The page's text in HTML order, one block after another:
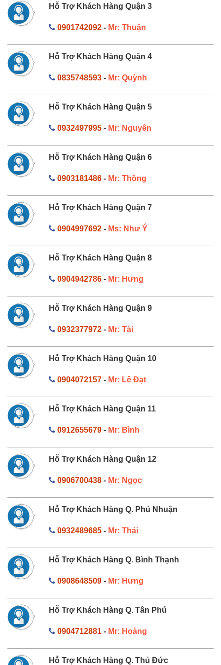
Hỗ Trợ Khách Hàng Quận 3
0901742092- Mr: Thuận
Hỗ Trợ Khách Hàng Quận 4
0835748593- Mr: Quỳnh
Hỗ Trợ Khách Hàng Quận 5
0932497995- Mr: Nguyên
Hỗ Trợ Khách Hàng Quận 6
0903181486- Mr: Thông
Hỗ Trợ Khách Hàng Quận 7
0904997692- Ms: Như Ý
Hỗ Trợ Khách Hàng Quận 8
0904942786- Mr: Hưng
Hỗ Trợ Khách Hàng Quận 9
0932377972- Mr: Tài
Hỗ Trợ Khách Hàng Quận 10
0904072157- Mr: Lê Đạt
Hỗ Trợ Khách Hàng Quận 11
0912655679- Mr: Bình
Hỗ Trợ Khách Hàng Quận 12
0906700438- Mr: Ngọc
Hỗ Trợ Khách Hàng Q. Phú Nhuận
0932489685- Mr: Thái
Hỗ Trợ Khách Hàng Q. Bình Thạnh
0908648509- Mr: Hưng
Hỗ Trợ Khách Hàng Q. Tân Phú
0904712881- Mr: Hoàng
Hỗ Trợ Khách Hàng Q. Thủ Đức